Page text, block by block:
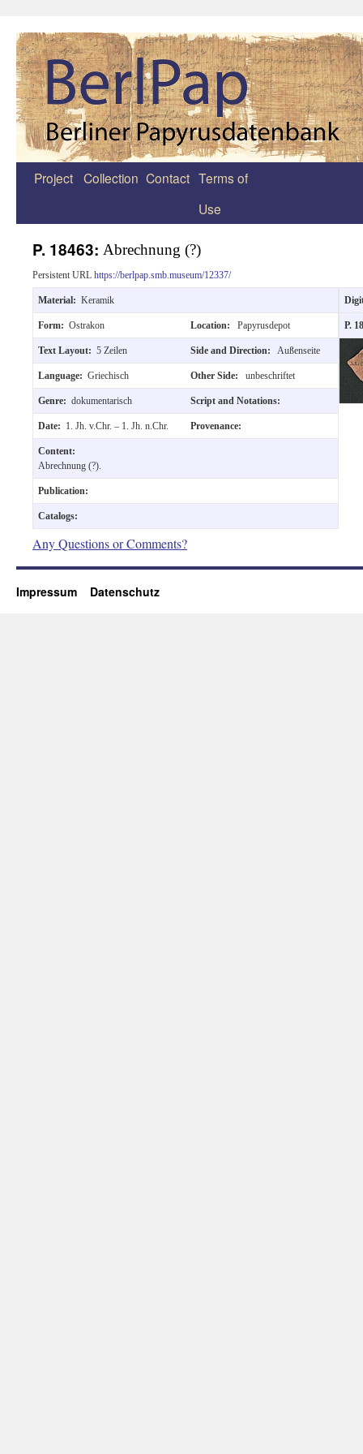
Zum
Project Collection Contact Terms of
Use
P. 18463: Abrechnung (?)
Persistent URL https://berlpap.smb.museum/12337/
Material: Keramik
Form: Ostrakon Location: Papyrusdepot
Text Layout: 5 Zeilen Side and Direction: Außenseite
Language: Griechisch Other Side: unbeschriftet
Genre: dokumentarisch Script and Notations:
Date: 1. Jh. v.Chr. – 1. Jh. n.Chr. Provenance:
Content:
Abrechnung (?).
Publication:
Catalogs:
P.
Any Questions or Comments?
Impressum Datenschutz